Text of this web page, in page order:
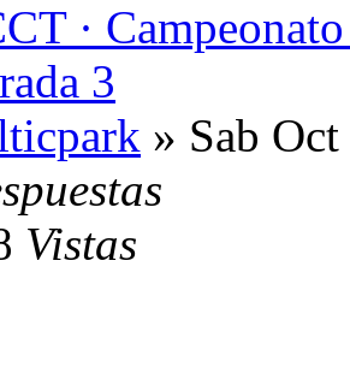
·
3
» Sab
Vistas